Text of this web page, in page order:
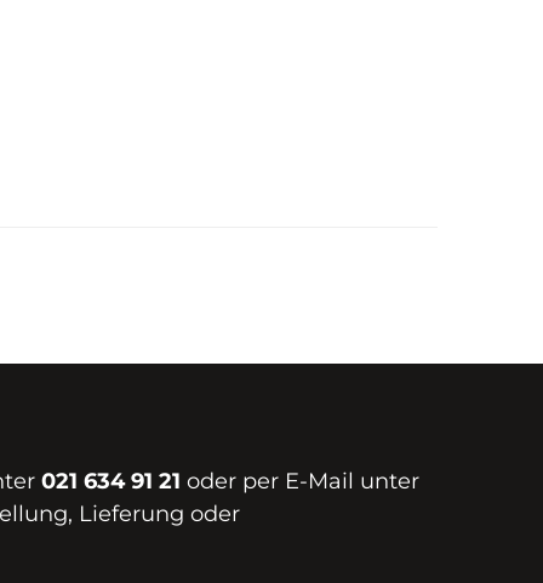
021 634 91 21 oder per E-Mail unter
Lieferung oder